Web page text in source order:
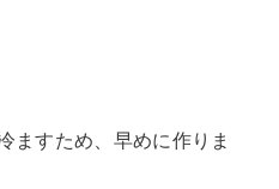
ますため、早めに作りま